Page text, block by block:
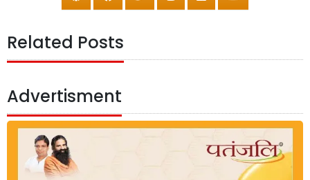
Related Posts
Advertisment